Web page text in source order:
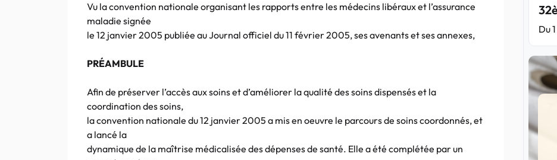
Vu la convention nationale organisant les rapports entre les médecins libéraux et l’assurance
maladie signée
le 12 janvier 2005 publiée au Journal officiel du 11 février 2005, ses avenants et ses annexes,
PRÉAMBULE
Afin de préserver l’accès aux soins et d’améliorer la qualité des soins dispensés et la
coordination des soins,
la convention nationale du 12 janvier 2005 a mis en oeuvre le parcours de soins coordonnés, et
a lancé la
dynamique de la maîtrise médicalisée des dépenses de santé. Elle a été complétée par un
Du